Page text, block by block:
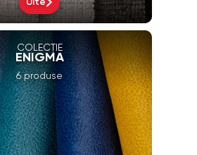
COLECȚIE
ENIGMA
6 produse